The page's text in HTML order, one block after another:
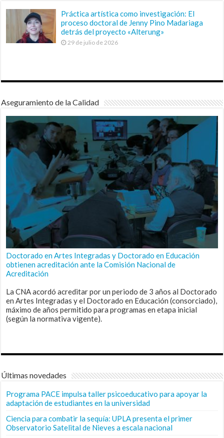
Práctica artística como investigación: El
proceso doctoral de Jenny Pino Madariaga
detrás del proyecto «Alterung»
29 de julio de 2026
Aseguramiento de la Calidad
Doctorado en Artes Integradas y Doctorado en Educación
obtienen acreditación ante la Comisión Nacional de
Acreditación
La CNA acordó acreditar por un periodo de 3 años al Doctorado
en Artes Integradas y el Doctorado en Educación (consorciado),
máximo de años permitido para programas en etapa inicial
(según la normativa vigente).
Últimas novedades
Programa PACE impulsa taller psicoeducativo para apoyar la
adaptación de estudiantes en la universidad
Ciencia para combatir la sequía: UPLA presenta el primer
Observatorio Satelital de Nieves a escala nacional